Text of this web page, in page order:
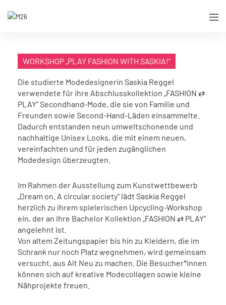
WORKSHOP „PLAY FASHION WITH SASKIA!“
Die studierte Modedesignerin Saskia Reggel
verwendete für ihre Abschlusskollektion „FASHION ⇄
PLAY“ Secondhand-Mode, die sie von Familie und
Freunden sowie Second-Hand-Läden einsammelte.
Dadurch entstanden neun umweltschonende und
nachhaltige Unisex Looks, die mit einem neuen,
vereinfachten und für jeden zugänglichen
Modedesign überzeugten.
Im Rahmen der Ausstellung zum Kunstwettbewerb
„Dream on. A circular society“ lädt Saskia Reggel
herzlich zu ihrem spielerischen Upcycling-Workshop
ein, der an ihre Bachelor Kollektion „FASHION ⇄ PLAY“
angelehnt ist.
Von altem Zeitungspapier bis hin zu Kleidern, die im
Schrank nur noch Platz wegnehmen, wird gemeinsam
versucht, aus Alt Neu zu machen. Die Besucher*innen
können sich auf kreative Modecollagen sowie kleine
Nähprojekte freuen.